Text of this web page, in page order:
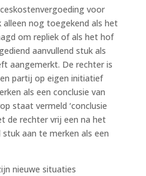
voor
alleen nog toegekend als het
om repliek of als het hof
aanvullend stuk als
aangemerkt. De rechter is
partij op eigen initiatief
als een conclusie van
staat vermeld ‘conclusie
de rechter vrij een na het
aan te merken als een
nieuwe situaties